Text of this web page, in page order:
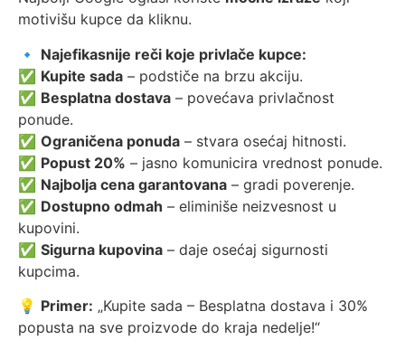
motivišu kupce da kliknu.
🔹 Najefikasnije reči koje privlače kupce:
✅ Kupite sada – podstiče na brzu akciju.
✅ Besplatna dostava – povećava privlačnost
ponude.
✅ Ograničena ponuda – stvara osećaj hitnosti.
✅ Popust 20% – jasno komunicira vrednost ponude.
✅ Najbolja cena garantovana – gradi poverenje.
✅ Dostupno odmah – eliminiše neizvesnost u
kupovini.
✅ Sigurna kupovina – daje osećaj sigurnosti
kupcima.
💡 Primer: „Kupite sada – Besplatna dostava i 30%
popusta na sve proizvode do kraja nedelje!“